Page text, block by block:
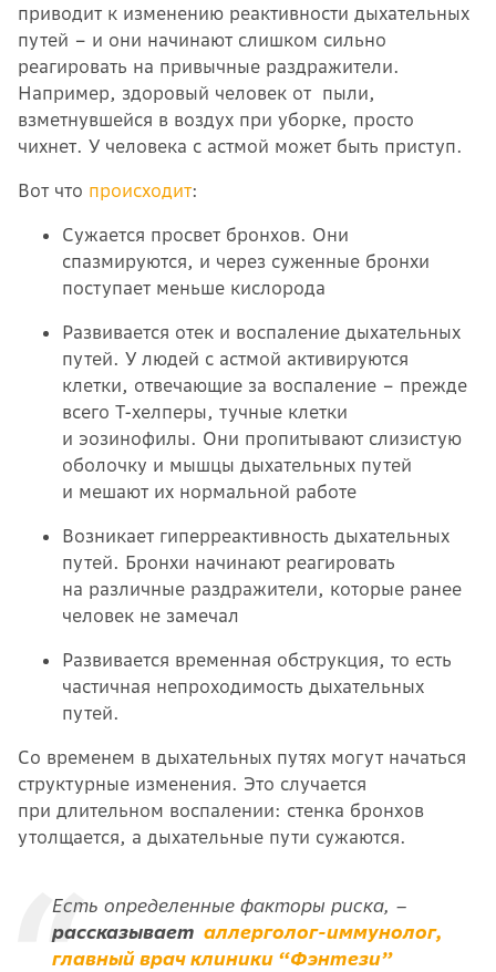
приводит к изменению реактивности дыхательных
путей – и они начинают слишком сильно
реагировать на привычные раздражители.
Например, здоровый человек от пыли,
взметнувшейся в воздух при уборке, просто
чихнет. У человека с астмой может быть приступ.
Вот что происходит:
Сужается просвет бронхов. Они
спазмируются, и через суженные бронхи
поступает меньше кислорода
Развивается отек и воспаление дыхательных
путей. У людей с астмой активируются
клетки, отвечающие за воспаление – прежде
всего Т-хелперы, тучные клетки
и эозинофилы. Они пропитывают слизистую
оболочку и мышцы дыхательных путей
и мешают их нормальной работе
Возникает гиперреактивность дыхательных
путей. Бронхи начинают реагировать
на различные раздражители, которые ранее
человек не замечал
Развивается временная обструкция, то есть
частичная непроходимость дыхательных
путей.
Со временем в дыхательных путях могут начаться
структурные изменения. Это случается
при длительном воспалении: стенка бронхов
утолщается, а дыхательные пути сужаются.
Есть определенные факторы риска, –
рассказывает аллерголог-иммунолог,
главный врач клиники “Фэнтези”